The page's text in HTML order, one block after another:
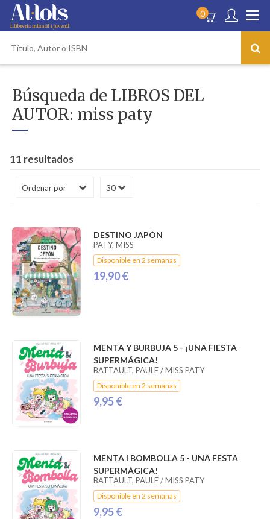
0
Búsqueda de LIBROS DEL
AUTOR: miss paty
11 resultados
DESTINO JAPÓN
PATY, MISS
Disponible en 2 semanas
19,90 €
MENTA Y BURBUJA 5 - ¡UNA FIESTA
SUPERMÁGICA!
BATTAULT, PAULE / MISS PATY
Disponible en 2 semanas
9,95 €
MENTA I BOMBOLLA 5 - UNA FESTA
SUPERMÀGICA!
BATTAULT, PAULE / MISS PATY
Disponible en 2 semanas
9,95 €